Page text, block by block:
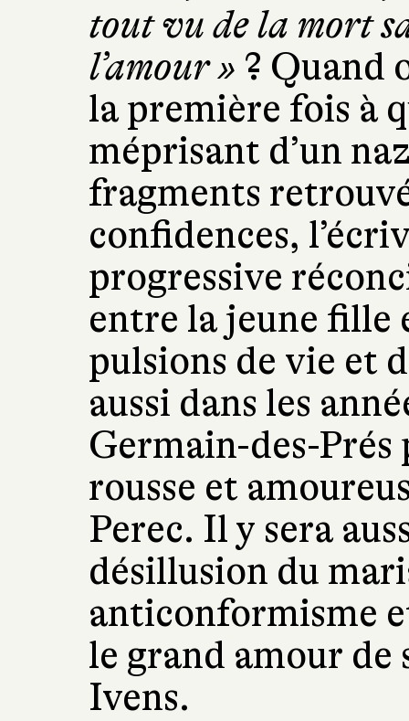
tout vu de la mort
l’amour » ? Quand
la première fois à
méprisant d’un
fragments
confidences,
progressive
entre la jeune fille
pulsions de vie et
aussi dans les
Germain-des-
rousse et
Perec. Il y sera
désillusion du
anticonformisme
le grand amour de
Ivens.